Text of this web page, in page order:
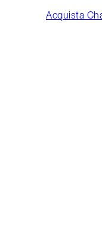
Acquista